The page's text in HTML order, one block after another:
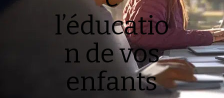
l’éducatio
n de vos
enfants